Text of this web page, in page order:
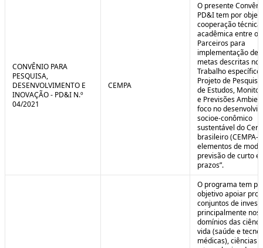
CONVÊNIO PARA
PESQUISA,
DESENVOLVIMENTO E
INOVAÇÃO - PD&I N.º
04/2021
CEMPA
O presente
PD&I tem por
cooperação técnica
acadêmica entre os
Parceiros para
implementação de
metas descritas no
Trabalho específico
Projeto de
de Estudos,
e Previsões
foco no
socioe-conômico
sustentável do
brasileiro (CEMPA-
elementos de
previsão de curto e
prazos”.
O programa tem
objetivo apoiar
conjuntos de
principalmente nos
domínios das
vida (saúde e
médicas), ciências